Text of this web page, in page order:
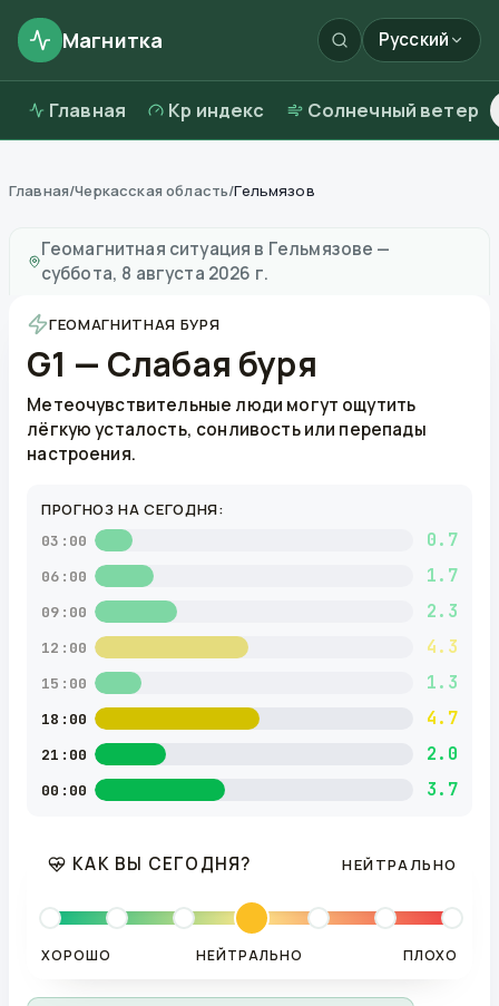
Магнитка Русский
Главная Kp индекс Солнечный ветер
Главная/Черкасская область/Гельмязов
Геомагнитная ситуация в Гельмязове —
суббота, 8 августа 2026 г.
ГЕОМАГНИТНАЯ БУРЯ
G1 — Слабая буря
Метеочувствительные люди могут ощутить
лёгкую усталость, сонливость или перепады
настроения.
ПРОГНОЗ НА СЕГОДНЯ:
03:00 0.7
06:00 1.7
09:00 2.3
12:00 4.3
15:00 1.3
18:00 4.7
21:00 2.0
00:00 3.7
КАК ВЫ СЕГОДНЯ? НЕЙТРАЛЬНО
ХОРОШО НЕЙТРАЛЬНО ПЛОХО